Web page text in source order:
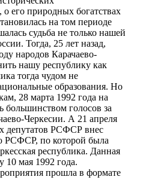
о его природных богатствах
на том периоде
судьба не только нашей
Тогда, 25 лет назад,
народов Карачаево-
нашу республику как
тогда чудом не
образования. Но
28 марта 1992 года на
большинством голосов за
Черкесии. А 21 апреля
депутатов РСФСР внес
РСФСР, по которой была
республика. Данная
10 мая 1992 года.
прошла в формате